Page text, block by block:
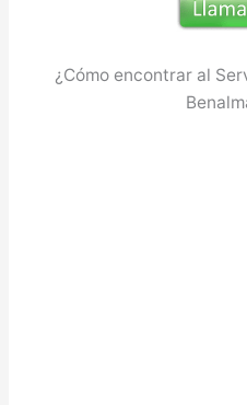
¿Cómo encontrar al